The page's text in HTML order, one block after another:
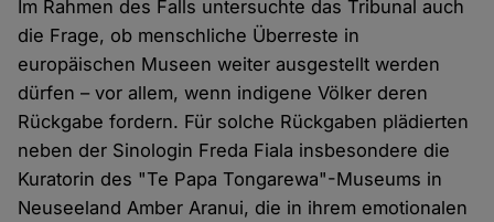
Im Rahmen des Falls untersuchte das Tribunal auch
die Frage, ob menschliche Überreste in
europäischen Museen weiter ausgestellt werden
dürfen – vor allem, wenn indigene Völker deren
Rückgabe fordern. Für solche Rückgaben plädierten
neben der Sinologin Freda Fiala insbesondere die
Kuratorin des "Te Papa Tongarewa"-Museums in
Neuseeland Amber Aranui, die in ihrem emotionalen